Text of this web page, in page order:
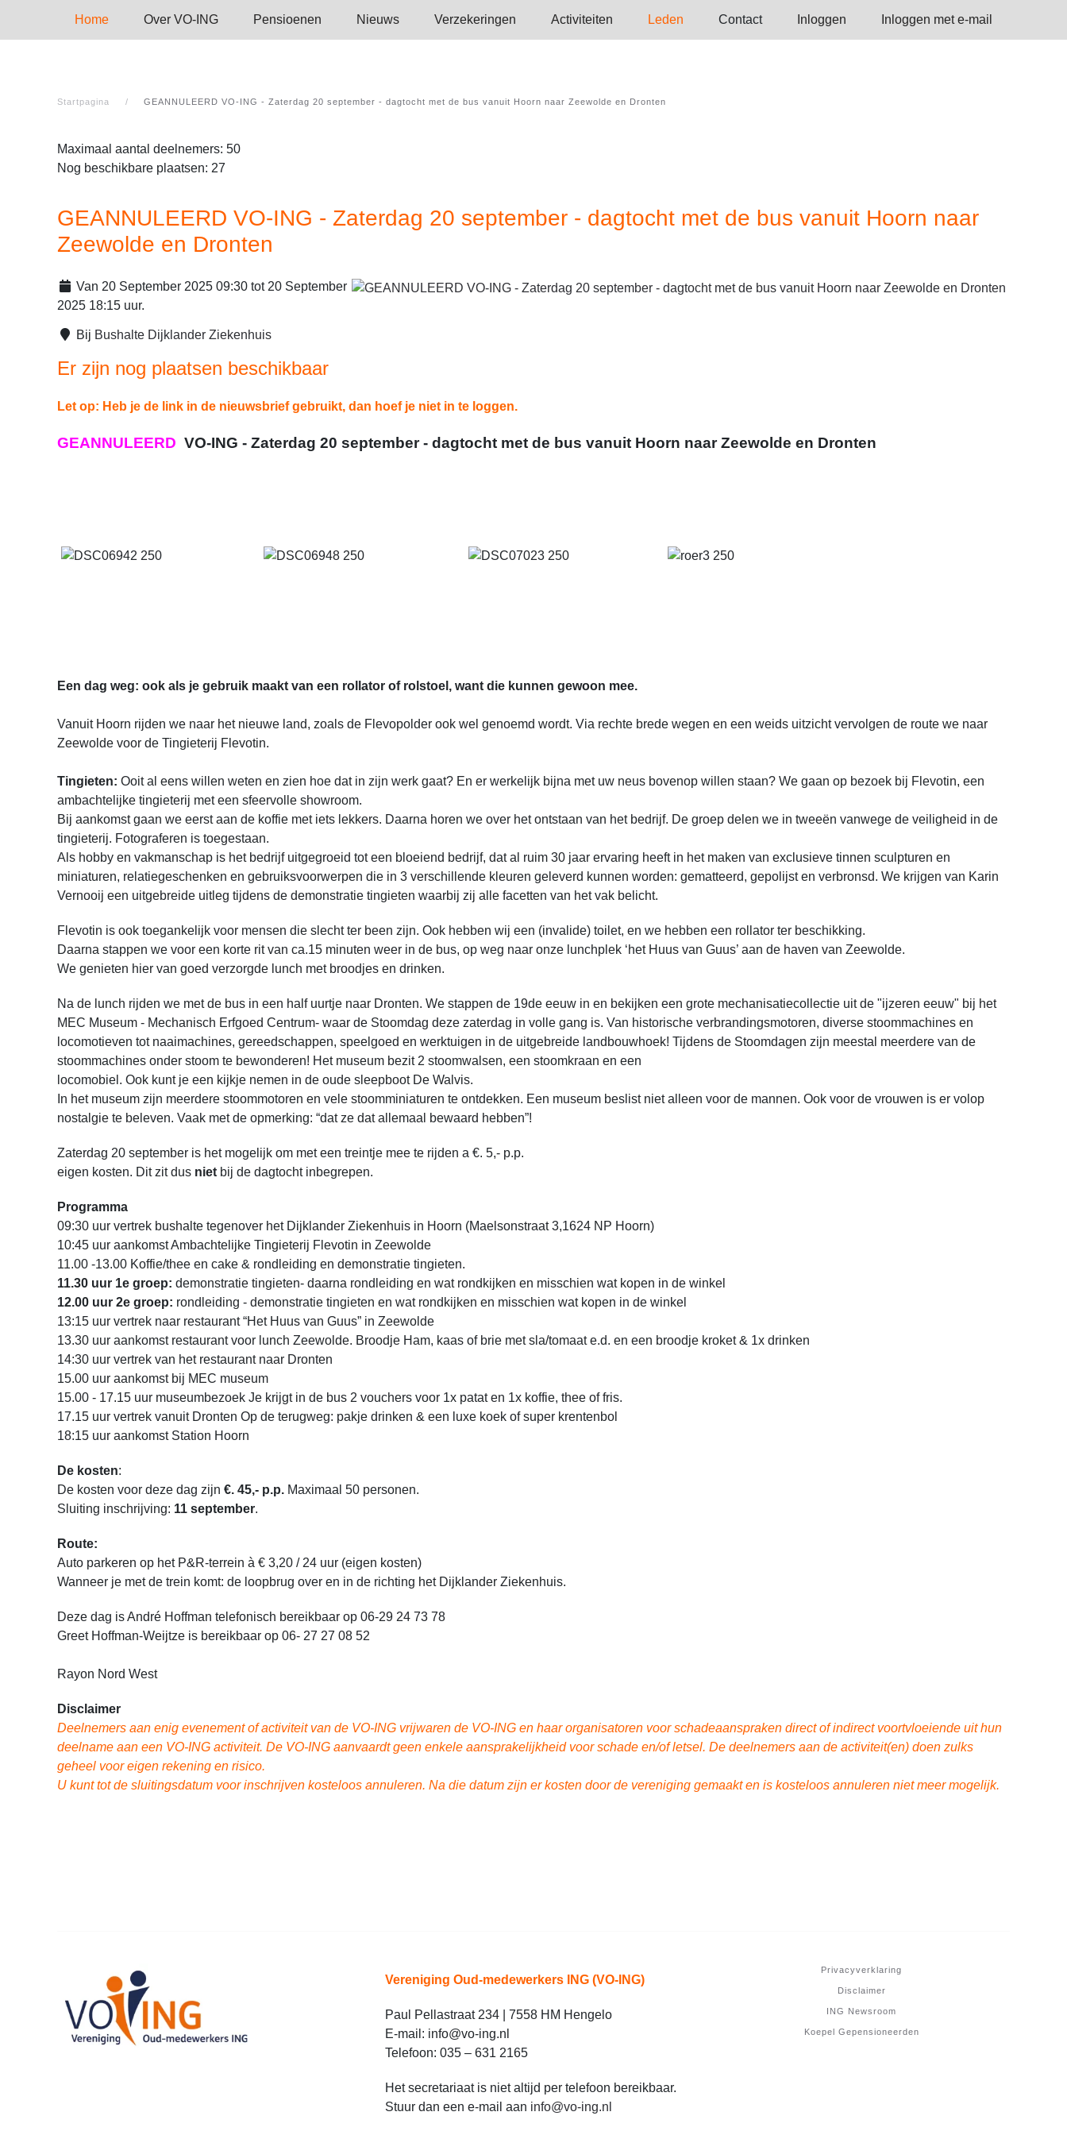
Home Over VO-ING Pensioenen Nieuws Verzekeringen Activi­teiten Leden Contact Inloggen Inloggen met e-mail
Startpagina GEANNULEERD VO-ING - Zaterdag 20 september - dagtocht met de bus vanuit Hoorn naar Zeewolde en Dronten
Maximaal aantal deelnemers: 50
Nog beschikbare plaatsen: 27
GEANNULEERD VO-ING - Zaterdag 20 september - dagtocht met de bus vanuit Hoorn naar
Zeewolde en Dronten
Van 20 September 2025 09:30 tot 20 September
2025 18:15 uur.
Bij Bushalte Dijklander Ziekenhuis
Er zijn nog plaatsen beschikbaar
Let op: Heb je de link in de nieuwsbrief gebruikt, dan hoef je niet in te loggen.
GEANNULEERD VO-ING - Zaterdag 20 september - dagtocht met de bus vanuit Hoorn naar Zeewolde en Dronten
Een dag weg: ook als je gebruik maakt van een rollator of rolstoel, want die kunnen gewoon mee.
Vanuit Hoorn rijden we naar het nieuwe land, zoals de Flevopolder ook wel genoemd wordt. Via rechte brede wegen en een weids uitzicht vervolgen de route we naar
Zeewolde voor de Tingieterij Flevotin.
Tingieten: Ooit al eens willen weten en zien hoe dat in zijn werk gaat? En er werkelijk bijna met uw neus bovenop willen staan? We gaan op bezoek bij Flevotin, een
ambachtelijke tingieterij met een sfeervolle showroom.
Bij aankomst gaan we eerst aan de koffie met iets lekkers. Daarna horen we over het ontstaan van het bedrijf. De groep delen we in tweeën vanwege de veiligheid in de
tingieterij. Fotograferen is toegestaan.
Als hobby en vakmanschap is het bedrijf uitgegroeid tot een bloeiend bedrijf, dat al ruim 30 jaar ervaring heeft in het maken van exclusieve tinnen sculpturen en
miniaturen, relatiegeschenken en gebruiksvoorwerpen die in 3 verschillende kleuren geleverd kunnen worden: gematteerd, gepolijst en verbronsd. We krijgen van Karin
Vernooij een uitgebreide uitleg tijdens de demonstratie tingieten waarbij zij alle facetten van het vak belicht.
Flevotin is ook toegankelijk voor mensen die slecht ter been zijn. Ook hebben wij een (invalide) toilet, en we hebben een rollator ter beschikking.
Daarna stappen we voor een korte rit van ca.15 minuten weer in de bus, op weg naar onze lunchplek ‘het Huus van Guus’ aan de haven van Zeewolde.
We genieten hier van goed verzorgde lunch met broodjes en drinken.
Na de lunch rijden we met de bus in een half uurtje naar Dronten. We stappen de 19de eeuw in en bekijken een grote mechanisatiecollectie uit de "ijzeren eeuw" bij het
MEC Museum - Mechanisch Erfgoed Centrum- waar de Stoomdag deze zaterdag in volle gang is. Van historische verbrandingsmotoren, diverse stoommachines en
locomotieven tot naaimachines, gereedschappen, speelgoed en werktuigen in de uitgebreide landbouwhoek! Tijdens de Stoomdagen zijn meestal meerdere van de
stoommachines onder stoom te bewonderen! Het museum bezit 2 stoomwalsen, een stoomkraan en een
locomobiel. Ook kunt je een kijkje nemen in de oude sleepboot De Walvis.
In het museum zijn meerdere stoommotoren en vele stoomminiaturen te ontdekken. Een museum beslist niet alleen voor de mannen. Ook voor de vrouwen is er volop
nostalgie te beleven. Vaak met de opmerking: “dat ze dat allemaal bewaard hebben”!
Zaterdag 20 september is het mogelijk om met een treintje mee te rijden a €. 5,- p.p.
eigen kosten. Dit zit dus niet bij de dagtocht inbegrepen.
Programma
09:30 uur vertrek bushalte tegenover het Dijklander Ziekenhuis in Hoorn (Maelsonstraat 3,1624 NP Hoorn)
10:45 uur aankomst Ambachtelijke Tingieterij Flevotin in Zeewolde
11.00 -13.00 Koffie/thee en cake & rondleiding en demonstratie tingieten.
11.30 uur 1e groep: demonstratie tingieten- daarna rondleiding en wat rondkijken en misschien wat kopen in de winkel
12.00 uur 2e groep: rondleiding - demonstratie tingieten en wat rondkijken en misschien wat kopen in de winkel
13:15 uur vertrek naar restaurant “Het Huus van Guus” in Zeewolde
13.30 uur aankomst restaurant voor lunch Zeewolde. Broodje Ham, kaas of brie met sla/tomaat e.d. en een broodje kroket & 1x drinken
14:30 uur vertrek van het restaurant naar Dronten
15.00 uur aankomst bij MEC museum
15.00 - 17.15 uur museumbezoek Je krijgt in de bus 2 vouchers voor 1x patat en 1x koffie, thee of fris.
17.15 uur vertrek vanuit Dronten Op de terugweg: pakje drinken & een luxe koek of super krentenbol
18:15 uur aankomst Station Hoorn
De kosten:
De kosten voor deze dag zijn €. 45,- p.p. Maximaal 50 personen.
Sluiting inschrijving: 11 september.
Route:
Auto parkeren op het P&R-terrein à € 3,20 / 24 uur (eigen kosten)
Wanneer je met de trein komt: de loopbrug over en in de richting het Dijklander Ziekenhuis.
Deze dag is André Hoffman telefonisch bereikbaar op 06-29 24 73 78
Greet Hoffman-Weijtze is bereikbaar op 06- 27 27 08 52
Rayon Nord West
Disclaimer
Deelnemers aan enig evenement of activiteit van de VO-ING vrijwaren de VO-ING en haar organisatoren voor schadeaanspraken direct of indirect voortvloeiende uit hun
deelname aan een VO-ING activiteit. De VO-ING aanvaardt geen enkele aansprakelijkheid voor schade en/of letsel. De deelnemers aan de activiteit(en) doen zulks
geheel voor eigen rekening en risico.
U kunt tot de sluitingsdatum voor inschrijven kosteloos annuleren. Na die datum zijn er kosten door de vereniging gemaakt en is kosteloos annuleren niet meer mogelijk.
Vereniging Oud-medewerkers ING (VO-ING)
Paul Pellastraat 234 | 7558 HM Hengelo
E-mail: info@vo-ing.nl
Telefoon: 035 – 631 2165
Het secretariaat is niet altijd per telefoon bereikbaar.
Stuur dan een e-mail aan info@vo-ing.nl
Privacyverklaring
Disclaimer
ING Newsroom
Koepel Gepensioneerden